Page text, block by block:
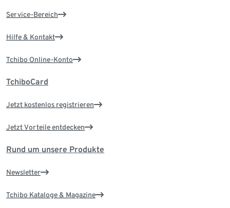
Service-Bereich
Hilfe & Kontakt
Tchibo Online-Konto
TchiboCard
Jetzt kostenlos registrieren
Jetzt Vorteile entdecken
Rund um unsere Produkte
Newsletter
Tchibo Kataloge & Magazine